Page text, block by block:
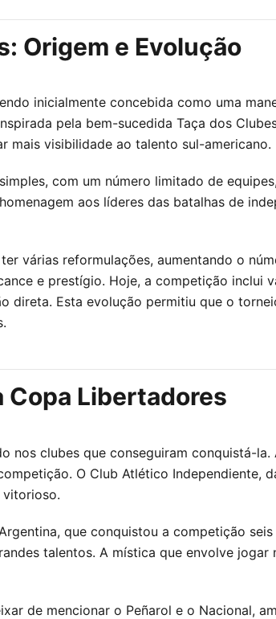
Origem e Evolução
inicialmente concebida como uma
pela bem-sucedida Taça dos
mais visibilidade ao talento sul-americano.
com um número limitado de
aos líderes das batalhas de
várias reformulações, aumentando o
e prestígio. Hoje, a competição inclui
direta. Esta evolução permitiu que o
Copa Libertadores
clubes que conseguiram conquistá-
O Club Atlético Independiente,
vitorioso.
que conquistou a competição
talentos. A mística que envolve
de mencionar o Peñarol e o Nacional,